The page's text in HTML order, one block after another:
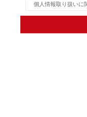
個人情報取り扱いに